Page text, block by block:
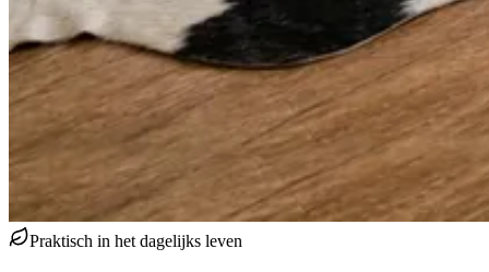
Praktisch in het dagelijks leven